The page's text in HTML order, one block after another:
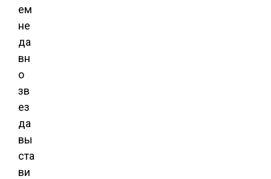
ем
не
да
вн
о
зв
ез
да
вы
ста
ви